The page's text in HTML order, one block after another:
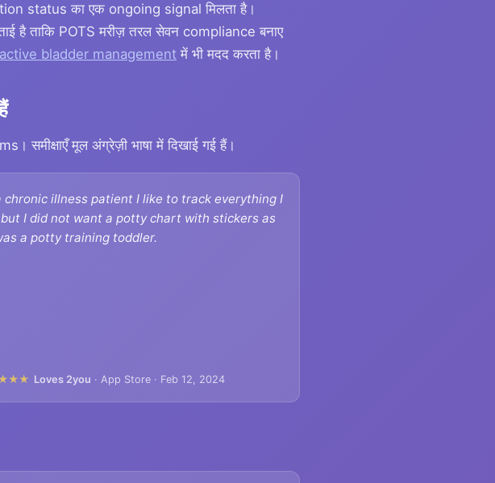
status का एक ongoing signal मिलता है।
है ताकि POTS मरीज़ तरल सेवन compliance बनाए
bladder management में भी मदद करता है।
समीक्षाएँ मूल अंग्रेज़ी भाषा में दिखाई गई हैं।
chronic illness patient I like to track everything I
I did not want a potty chart with stickers as
a potty training toddler.
Loves 2you · App Store · Feb 12, 2024